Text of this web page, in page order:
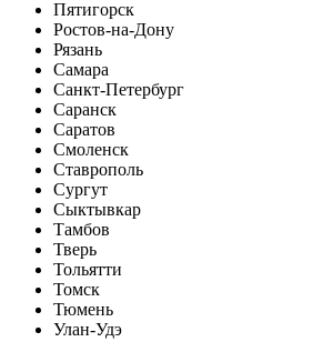
Пятигорск
Ростов-на-Дону
Рязань
Самара
Санкт-Петербург
Саранск
Саратов
Смоленск
Ставрополь
Сургут
Сыктывкар
Тамбов
Тверь
Тольятти
Томск
Тюмень
Улан-Удэ